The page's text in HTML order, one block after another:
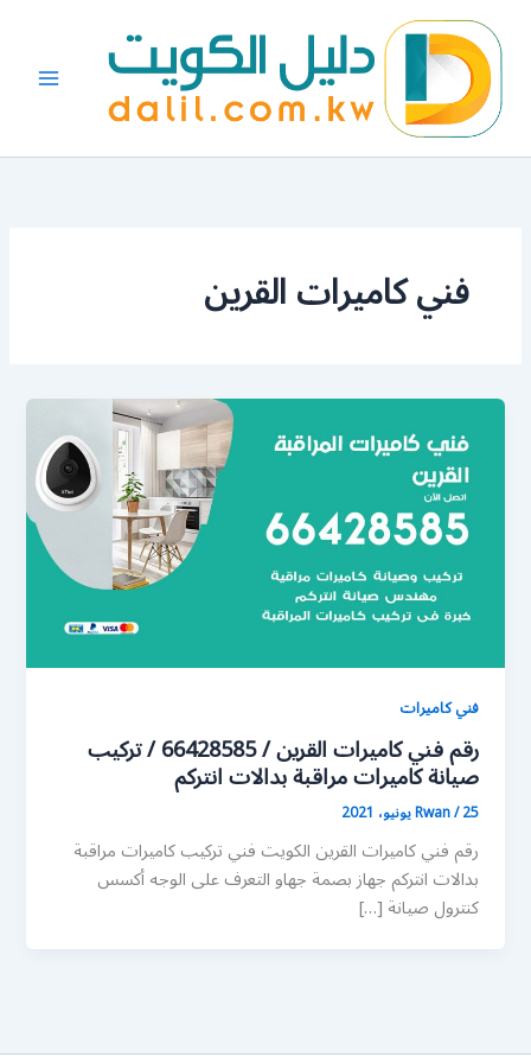
المحتوى
فني كاميرات القرين
فني كاميرات
رقم فني كاميرات القرين / 66428585 / تركيب
صيانة كاميرات مراقبة بدالات انتركم
Rwan/25 يونيو، 2021
رقم فني كاميرات القرين الكويت فني تركيب كاميرات مراقبة
بدالات انتركم جهاز بصمة جهاو التعرف على الوجه أكسس
كنترول صيانة […]